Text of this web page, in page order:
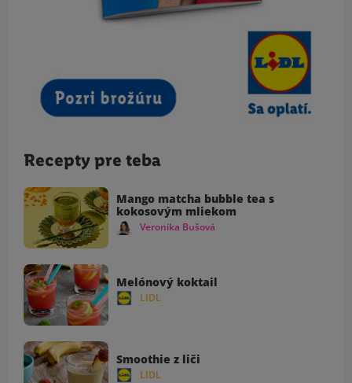
Recepty pre teba
Mango matcha bubble tea s
kokosovým mliekom
Veronika Bušová
Melónový koktail
LIDL
Smoothie z liči
LIDL